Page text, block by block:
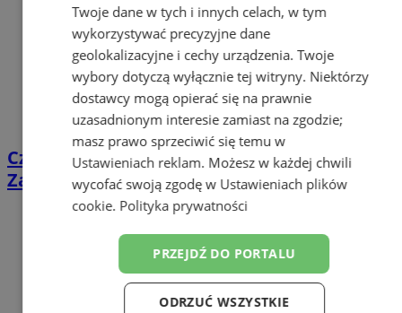
Cztery oszustwa w jeden dzień. Mieszkańcy
Zabrza stracili ponad 6 tys. zł
Twoje dane w tych i innych celach, w tym
wykorzystywać precyzyjne dane
geolokalizacyjne i cechy urządzenia. Twoje
wybory dotyczą wyłącznie tej witryny. Niektórzy
dostawcy mogą opierać się na prawnie
uzasadnionym interesie zamiast na zgodzie;
masz prawo sprzeciwić się temu w
Ustawieniach reklam. Możesz w każdej chwili
wycofać swoją zgodę w Ustawieniach plików
cookie. Polityka prywatności
PRZEJDŹ DO PORTALU
ODRZUĆ WSZYSTKIE